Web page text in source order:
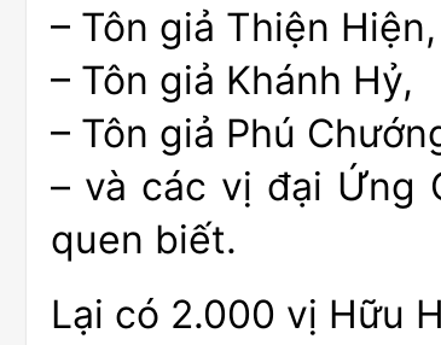
– Tôn giả Thiện Hiện,
– Tôn giả Khánh Hỷ,
– Tôn giả Phú
– và các vị đại Ứng
quen biết.
Lại có 2.000 vị Hữu